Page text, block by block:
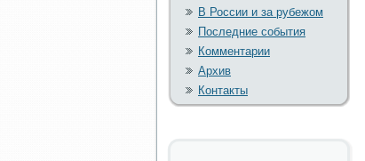
В России и за рубежом
Последние события
Комментарии
Архив
Контакты